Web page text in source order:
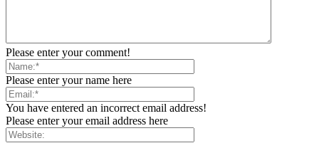
Please enter your comment!
Please enter your name here
You have entered an incorrect email address!
Please enter your email address here